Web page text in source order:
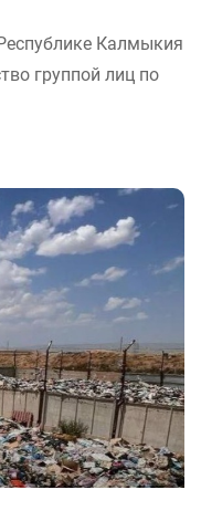
Калмыкия
группой лиц по